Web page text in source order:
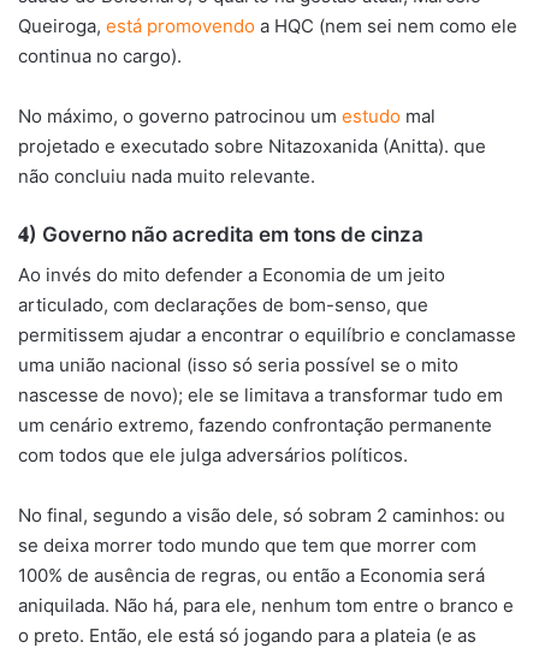
Queiroga, está promovendo a HQC (nem sei nem como ele
continua no cargo).
No máximo, o governo patrocinou um estudo mal
projetado e executado sobre Nitazoxanida (Anitta). que
não concluiu nada muito relevante.
𝟒) Governo não acredita em tons de cinza
Ao invés do mito defender a Economia de um jeito
articulado, com declarações de bom-senso, que
permitissem ajudar a encontrar o equilíbrio e conclamasse
uma união nacional (isso só seria possível se o mito
nascesse de novo); ele se limitava a transformar tudo em
um cenário extremo, fazendo confrontação permanente
com todos que ele julga adversários políticos.
No final, segundo a visão dele, só sobram 2 caminhos: ou
se deixa morrer todo mundo que tem que morrer com
100% de ausência de regras, ou então a Economia será
aniquilada. Não há, para ele, nenhum tom entre o branco e
o preto. Então, ele está só jogando para a plateia (e as